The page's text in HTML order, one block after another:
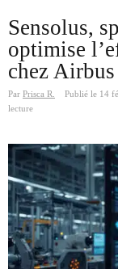
Sensolus,
optimise
chez Airbus
Par Prisca R. Publié le 14
lecture